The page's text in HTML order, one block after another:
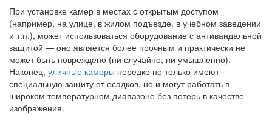
При установке камер в местах с открытым доступом
(например, на улице, в жилом подъезде, в учебном заведении
и т.п.), может использоваться оборудование с антивандальной
защитой — оно является более прочным и практически не
может быть повреждено (ни случайно, ни умышленно).
Наконец, уличные камеры нередко не только имеют
специальную защиту от осадков, но и могут работать в
широком температурном диапазоне без потерь в качестве
изображения.